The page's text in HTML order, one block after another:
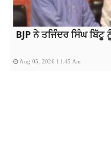
BJP ਨੇ ਤਜਿੰਦਰ ਸਿੰਘ
Aug 05, 2026 11:45 Am